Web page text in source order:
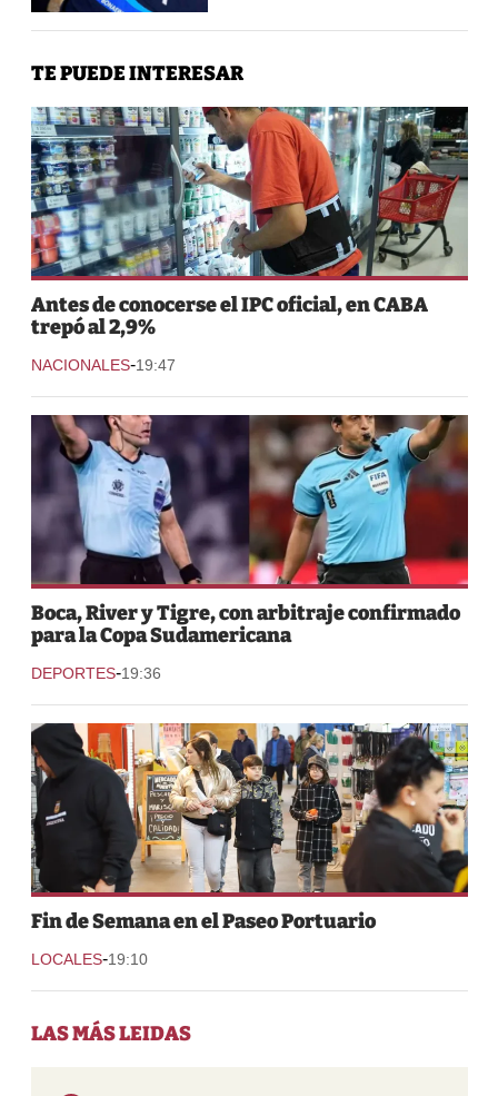
TE PUEDE INTERESAR
Antes de conocerse el IPC oficial, en CABA
trepó al 2,9%
NACIONALES-19:47
Boca, River y Tigre, con arbitraje confirmado
para la Copa Sudamericana
DEPORTES-19:36
Fin de Semana en el Paseo Portuario
LOCALES-19:10
LAS MÁS LEIDAS